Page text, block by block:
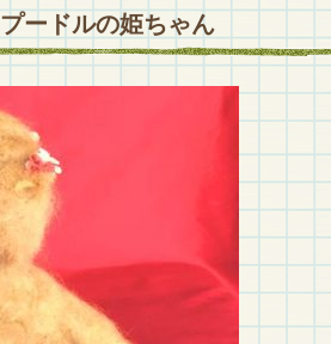
ードルの姫ちゃん